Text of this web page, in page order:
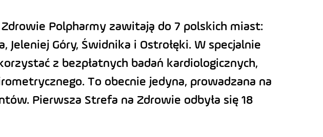
Polpharmy zawitają do 7 polskich miast:
Jeleniej Góry, Świdnika i Ostrołęki. W specjalnie
z bezpłatnych badań kardiologicznych,
To obecnie jedyna, prowadzana na
Pierwsza Strefa na Zdrowie odbyła się 18